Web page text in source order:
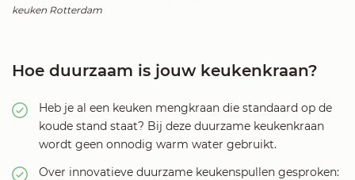
keuken Rotterdam
Hoe duurzaam is jouw keukenkraan?
Heb je al een keuken mengkraan die standaard op de
koude stand staat? Bij deze duurzame keukenkraan
wordt geen onnodig warm water gebruikt.
Over innovatieve duurzame keukenspullen gesproken: